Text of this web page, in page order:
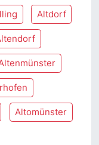
Altdorf
Altomünster